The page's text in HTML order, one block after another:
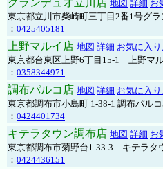
グランデュオ立川店 地図 詳細 お
東京都立川市柴崎町三丁目2番1号グ
： 0425405181
上野マルイ店 地図 詳細 お気に入
東京都台東区上野6丁目15-1 上野マ
： 0358344971
調布パルコ店 地図 詳細 お気に入
東京都調布市小島町 1-38-1 調布パル
： 0424401734
キテラタウン調布店 地図 詳細 お
東京都調布市菊野台1-33-3 キテラタ
： 0424436151